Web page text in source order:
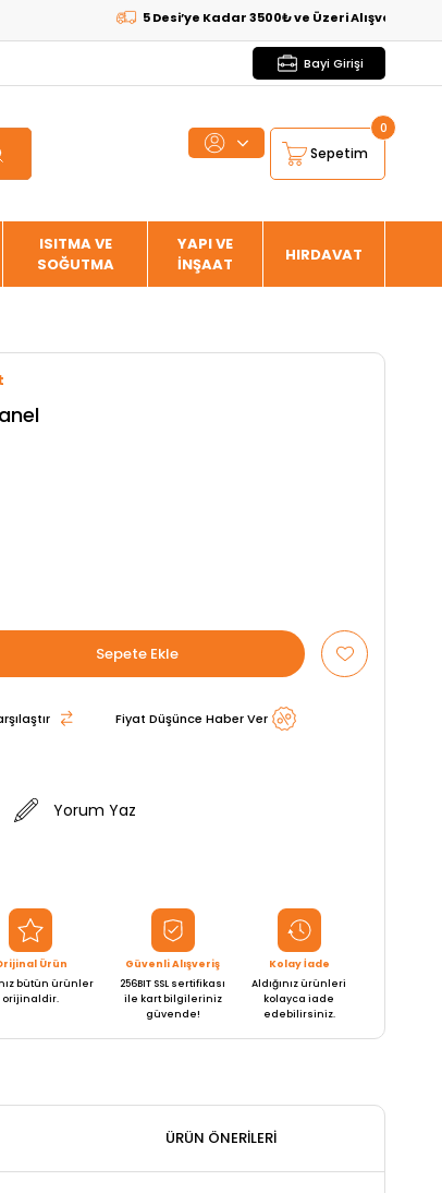
5 Desi’ye Kadar 3500₺ ve Üzeri Alışverişlerde
Bayi Girişi
Sepetim
0
ISITMA VE
SOĞUTMA
YAPI VE
İNŞAAT
HIRDAVAT
Fiyat Düşünce Haber Ver
Yorum Yaz
Ürün
bütün ürünler
orijinaldir.
Güvenli Alışveriş
256BIT SSL sertifikası
ile kart bilgileriniz
güvende!
Kolay İade
Aldığınız ürünleri
kolayca iade
edebilirsiniz.
ÜRÜN ÖNERILERI